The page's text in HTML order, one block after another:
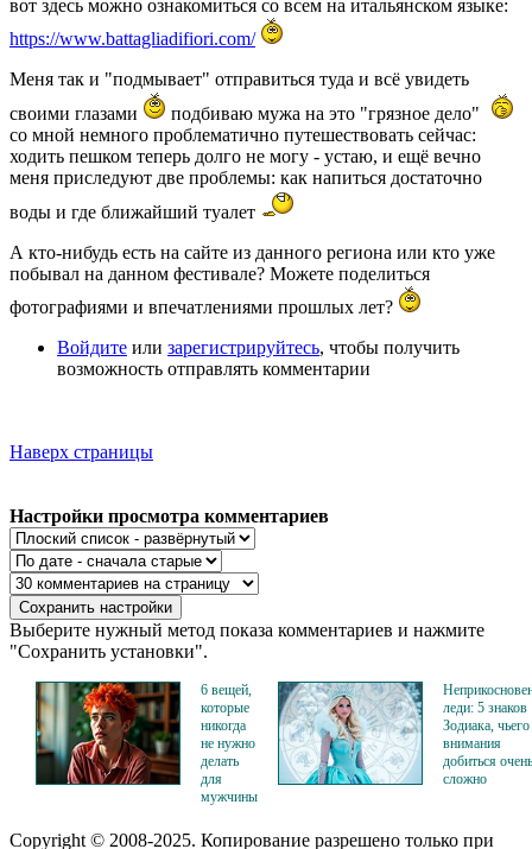
вот здесь можно ознакомиться со всем на итальянском языке:
https://www.battagliadifiori.com/
Меня так и "подмывает" отправиться туда и всё увидеть
своими глазами
подбиваю мужа на это "грязное дело"
со мной немного проблематично путешествовать сейчас:
ходить пешком теперь долго не могу - устаю, и ещё вечно
меня приследуют две проблемы: как напиться достаточно
воды и где ближайший туалет
А кто-нибудь есть на сайте из данного региона или кто уже
побывал на данном фестивале? Можете поделиться
фотографиями и впечатлениями прошлых лет?
Войдите или зарегистрируйтесь, чтобы получить
возможность отправлять комментарии
Наверх страницы
Настройки просмотра комментариев
Выберите нужный метод показа комментариев и нажмите
"Сохранить установки".
6 вещей,
которые
никогда
не нужно
делать
для
мужчины
леди: 5 знаков
Зодиака, чьего
внимания
добиться очень
сложно
Copyright © 2008-2025. Копирование разрешено только при